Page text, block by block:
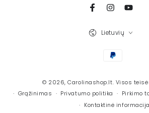
FacebookInstagram
© 2026,Carolinashop.lt. Visos
Grąžinimas
Privatumo politika Pirkimo
Kontaktinė informacija
Lietuvių